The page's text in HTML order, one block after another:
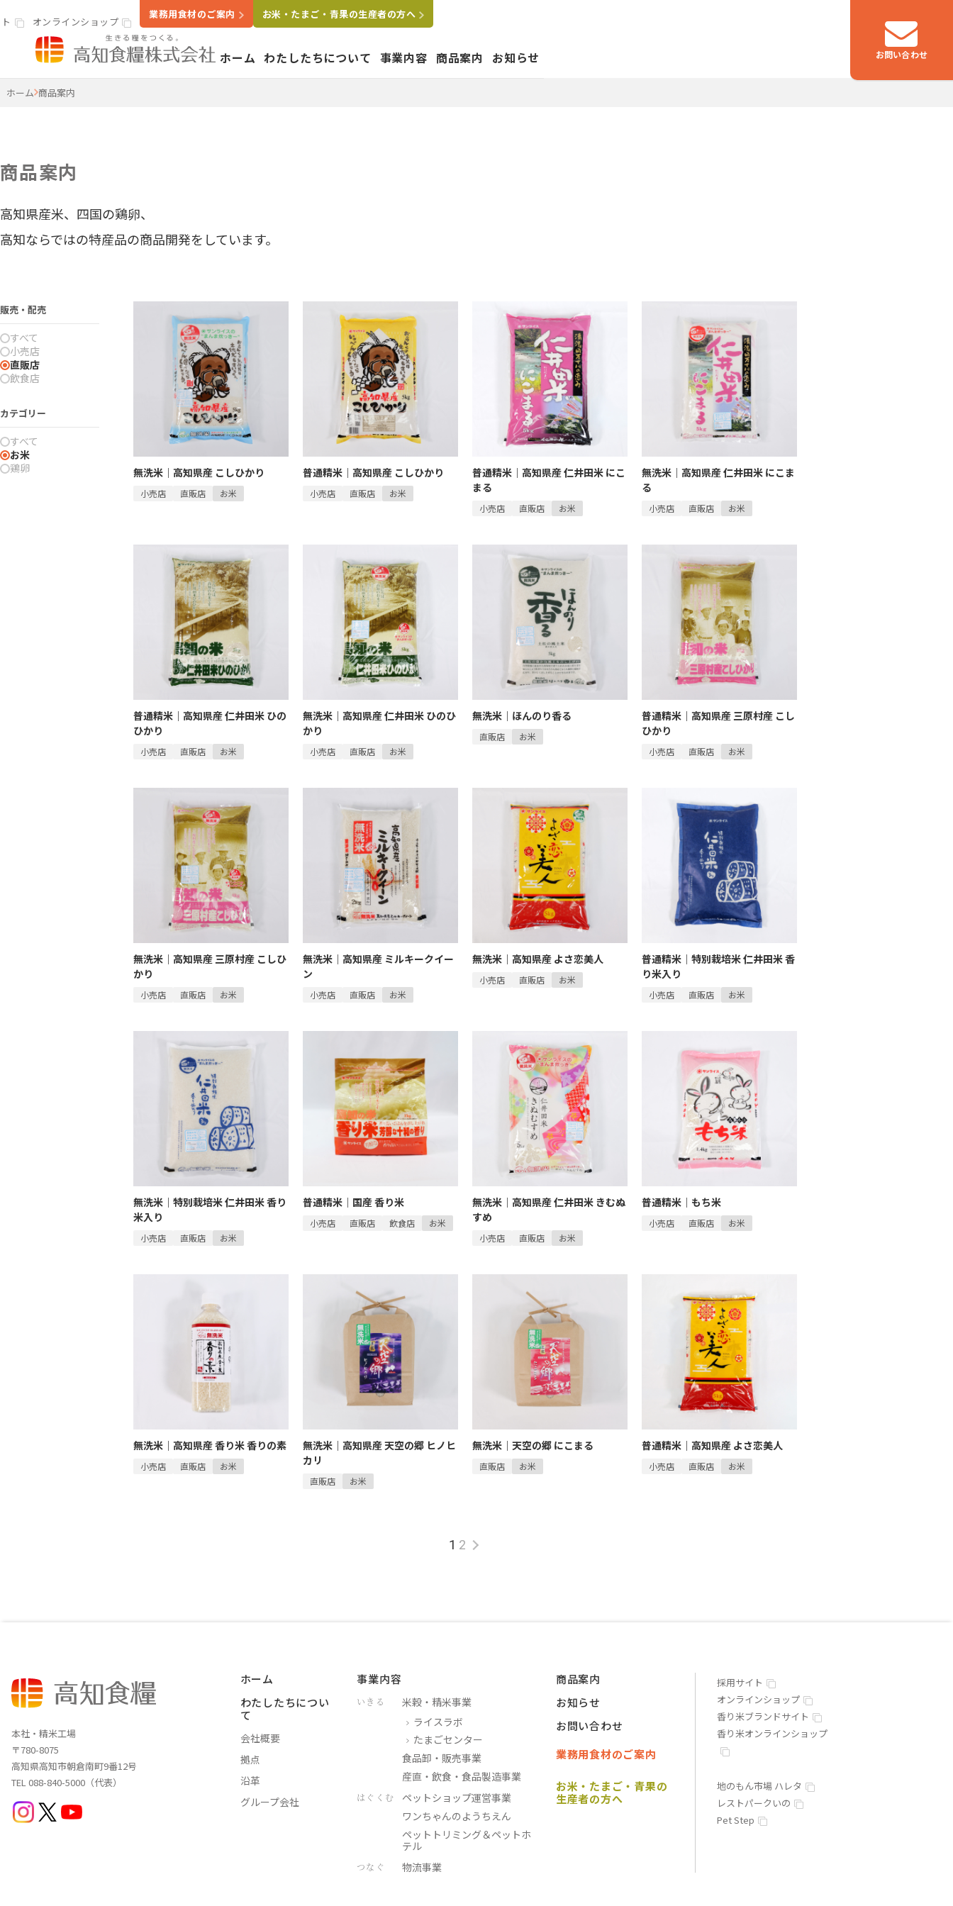
高知食糧株式会社 ホーム わたしたちについて 事業内容
ライスラボ
産直・飲食・食品製造事業
商品案内 お知らせ
オンラインショップ
業務用食材のご案内 お米・たまご・青果の生産者の方へ
お問い合わせ
ホーム 商品案内
商品案内
高知県産米、四国の鶏卵、
高知ならではの特産品の商品開発をしています。
販売・配売
すべて
小売店
直販店
飲食店
カテゴリー
すべて
お米
鶏卵
無洗米｜高知県産 こしひかり
小売店 直販店 お米
普通精米｜高知県産 こしひかり
小売店 直販店 お米
普通精米｜高知県産 仁井田米 にこ
まる
小売店 直販店 お米
無洗米｜高知県産 仁井田米 にこま
る
小売店 直販店 お米
普通精米｜高知県産 仁井田米 ひの
ひかり
小売店 直販店 お米
無洗米｜高知県産 仁井田米 ひのひ
かり
小売店 直販店 お米
無洗米｜ほんのり香る
直販店 お米
普通精米｜高知県産 三原村産 こし
ひかり
小売店 直販店 お米
無洗米｜高知県産 三原村産 こしひ
かり
小売店 直販店 お米
無洗米｜高知県産 ミルキークイー
ン
小売店 直販店 お米
無洗米｜高知県産 よさ恋美人
小売店 直販店 お米
普通精米｜特別栽培米 仁井田米 香
り米入り
小売店 直販店 お米
無洗米｜特別栽培米 仁井田米 香り
米入り
小売店 直販店 お米
普通精米｜国産 香り米
小売店 直販店 飲食店 お米
無洗米｜高知県産 仁井田米 きむぬ
すめ
小売店 直販店 お米
普通精米｜もち米
小売店 直販店 お米
無洗米｜高知県産 香り米 香りの素
小売店 直販店 お米
無洗米｜高知県産 天空の郷 ヒノヒ
カリ
直販店 お米
無洗米｜天空の郷 にこまる
直販店 お米
普通精米｜高知県産 よさ恋美人
小売店 直販店 お米
1 2
本社・精米工場
〒780-8075
高知県高知市朝倉南町9番12号
TEL 088-840-5000（代表）
ホーム
わたしたちについ
て
会社概要
拠点
沿革
グループ会社
事業内容
いきる
米穀・精米事業
ライスラボ
たまごセンター
食品卸・販売事業
産直・飲食・食品製造事業
はぐくむ
ペットショップ運営事業
ワンちゃんのようちえん
ペットトリミング＆ペットホ
テル
つなぐ 物流事業
商品案内
お知らせ
お問い合わせ
業務用食材のご案内
お米・たまご・青果の
生産者の方へ
採用サイト
オンラインショップ
香り米ブランドサイト
香り米オンラインショップ
地のもん市場 ハレタ
レストパークいの
Pet Step